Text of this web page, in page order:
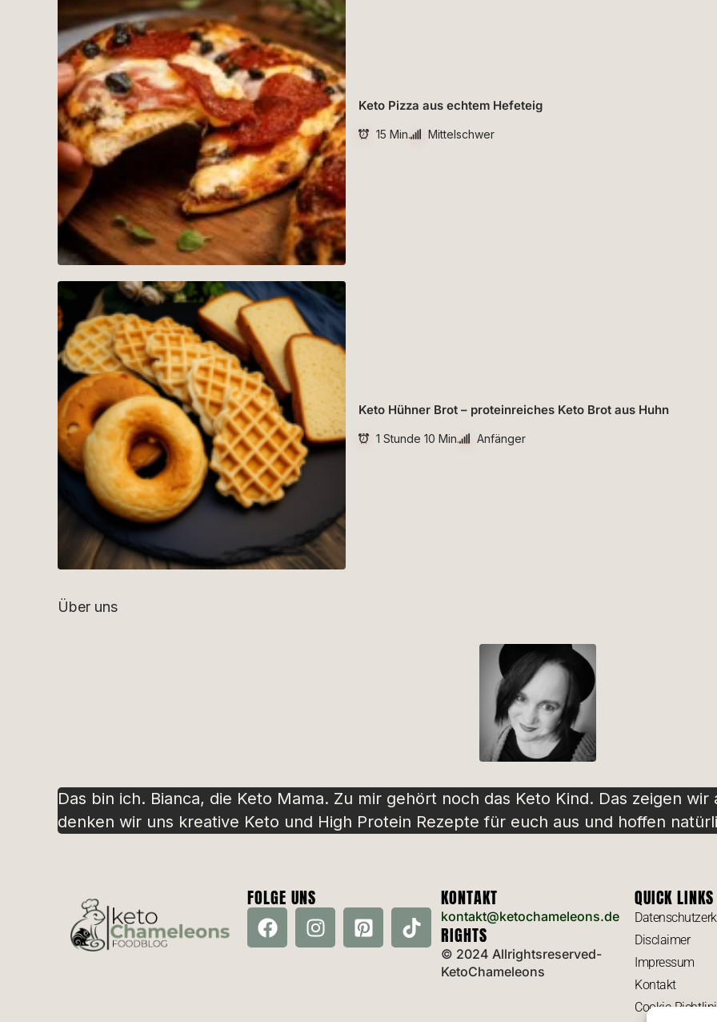
Keto Pizza aus echtem Hefeteig
15 Min. Mittelschwer
Keto Hühner Brot – proteinreiches Keto Brot aus Huhn
1 Stunde 10 Min. Anfänger
Über uns
Das bin ich. Bianca, die Keto Mama. Zu mir gehört noch das Keto Kind. Das zeigen
denken wir uns kreative Keto und High Protein Rezepte für euch aus und hoffen
FOLGE UNS KONTAKT
kontakt@ketochameleons.de
RIGHTS
© 2024 Allrightsreserved-
KetoChameleons
QUICK LINKS
Disclaimer
Impressum
Kontakt
Cookie-